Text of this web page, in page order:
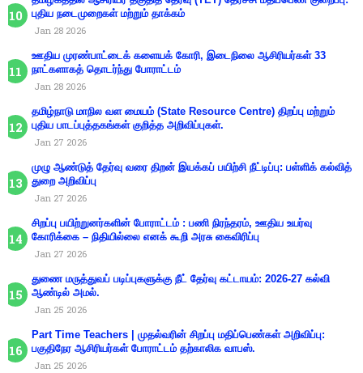
புதிய நடைமுறைகள் மற்றும் தாக்கம்
Jan 28 2026
ஊதிய முரண்பாட்டைக் களையக் கோரி, இடைநிலை ஆசிரியர்கள் 33
நாட்களாகத் தொடர்ந்து போராட்டம்
Jan 28 2026
தமிழ்நாடு மாநில வள மையம் (State Resource Centre) திறப்பு மற்றும்
புதிய பாடப்புத்தகங்கள் குறித்த அறிவிப்புகள்.
Jan 27 2026
முழு ஆண்டுத் தேர்வு வரை திறன் இயக்கப் பயிற்சி நீட்டிப்பு: பள்ளிக் கல்வித்
துறை அறிவிப்பு
Jan 27 2026
சிறப்பு பயிற்றுனர்களின் போராட்டம் : பணி நிரந்தரம், ஊதிய உயர்வு
கோரிக்கை – நிதியில்லை எனக் கூறி அரசு கைவிரிப்பு
Jan 27 2026
துணை மருத்துவப் படிப்புகளுக்கு நீட் தேர்வு கட்டாயம்: 2026-27 கல்வி
ஆண்டில் அமல்.
Jan 25 2026
Part Time Teachers | முதல்வரின் சிறப்பு மதிப்பெண்கள் அறிவிப்பு:
பகுதிநேர ஆசிரியர்கள் போராட்டம் தற்காலிக வாபஸ்.
Jan 25 2026